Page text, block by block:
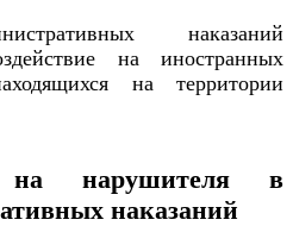
наказаний
на иностранных
на территории
на нарушителя в
наказаний